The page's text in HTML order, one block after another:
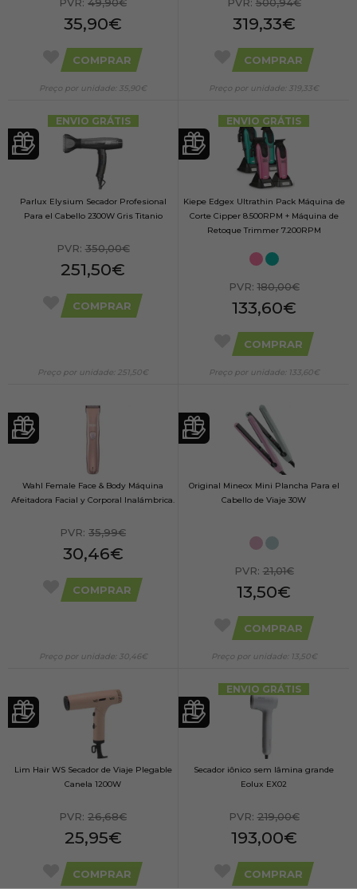
35,90€
COMPRAR
Preço por unidade: 35,90€
319,33€
COMPRAR
Preço por unidade: 319,33€
ENVIO GRÁTIS
Parlux Elysium Secador Profesional
Para el Cabello 2300W Gris Titanio
PVR:350,00€
251,50€
COMPRAR
Preço por unidade: 251,50€
ENVIO GRÁTIS
Kiepe Edgex Ultrathin Pack Máquina de
Corte Cipper 8.500RPM + Máquina de
Retoque Trimmer 7.200RPM
PVR:180,00€
133,60€
COMPRAR
Preço por unidade: 133,60€
Wahl Female Face & Body Máquina
Afeitadora Facial y Corporal Inalámbrica.
PVR: 35,99€
30,46€
COMPRAR
Preço por unidade: 30,46€
Original Mineox Mini Plancha Para el
Cabello de Viaje 30W
PVR:21,01€
13,50€
COMPRAR
Preço por unidade: 13,50€
Lim Hair WS Secador de Viaje Plegable
Canela 1200W
PVR: 26,68€
25,95€
COMPRAR
ENVIO GRÁTIS
Secador iônico sem lâmina grande
Eolux EX02
PVR:219,00€
193,00€
COMPRAR